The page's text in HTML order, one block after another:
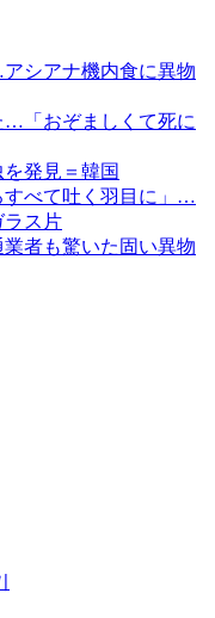
シアナ機内食に異物
…「おぞましくて死に
発見＝韓国
すべて吐く羽目に」…
ラス片
業者も驚いた固い異物